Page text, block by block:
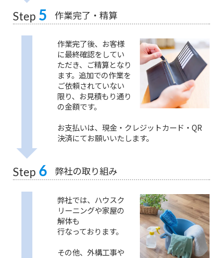
Step 5 作業完了・精算
作業完了後、お客様
に最終確認をしてい
ただき、ご精算となり
ます。追加での作業を
ご依頼されていない
限り、お見積もり通り
の金額です。
お支払いは、現金・クレジットカード・QR
決済にてお願いいたします。
Step 6 弊社の取り組み
弊社では、ハウスク
リーニングや家屋の
解体も
行なっております。
その他、外構工事や